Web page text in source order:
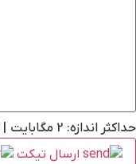
حداکثر اندازه: 2 مگابایت